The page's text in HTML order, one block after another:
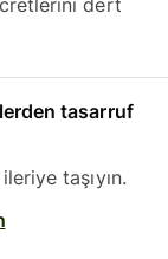
dert
tasarruf
taşıyın.